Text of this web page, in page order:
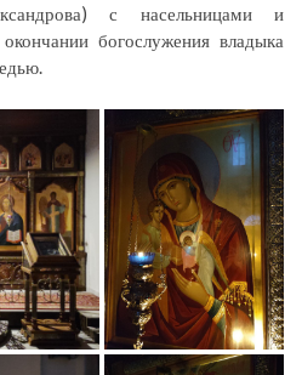
с насельницами и
богослужения владыка